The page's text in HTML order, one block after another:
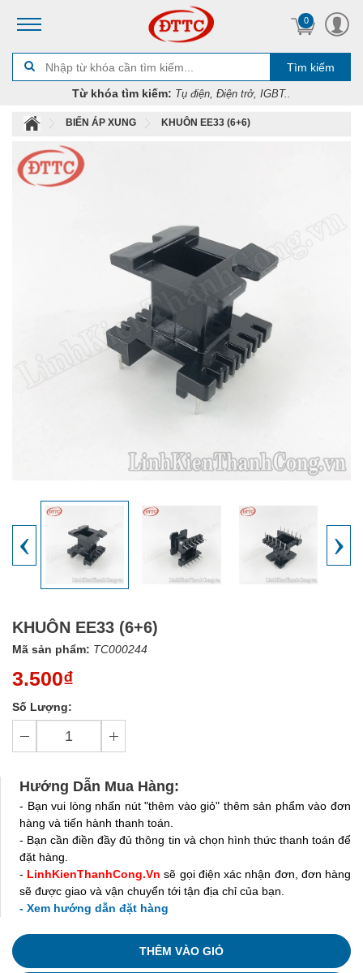
0
Tìm kiếm
Từ khóa tìm kiếm: Tụ điện, Điện trở, IGBT..
BIẾN ÁP XUNG KHUÔN EE33 (6+6)
‹ ›
KHUÔN EE33 (6+6)
Mã sản phẩm: TC000244
3.500₫
Số Lượng:
Hướng Dẫn Mua Hàng:
- Bạn vui lòng nhấn nút "thêm vào giỏ" thêm sản phẩm vào đơn
hàng và tiến hành thanh toán.
- Bạn cần điền đầy đủ thông tin và chọn hình thức thanh toán để
đặt hàng.
- LinhKienThanhCong.Vn sẽ gọi điện xác nhận đơn, đơn hàng
sẽ được giao và vận chuyển tới tận địa chỉ của bạn.
- Xem hướng dẫn đặt hàng
THÊM VÀO GIỎ